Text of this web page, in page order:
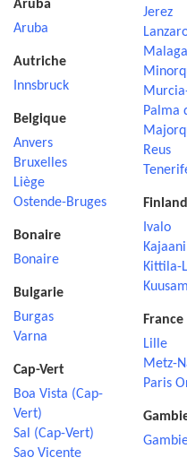
Aruba
Aruba
Autriche
Innsbruck
Belgique
Anvers
Bruxelles
Liège
Ostende-Bruges
Bonaire
Bonaire
Bulgarie
Burgas
Varna
Cap-Vert
Boa Vista (Cap-
Vert)
Sal (Cap-Vert)
Sao Vicente
Jerez
Malaga
Palma
Reus
Ivalo
Kajaani
Kittila-
France
Lille
Metz-
Paris